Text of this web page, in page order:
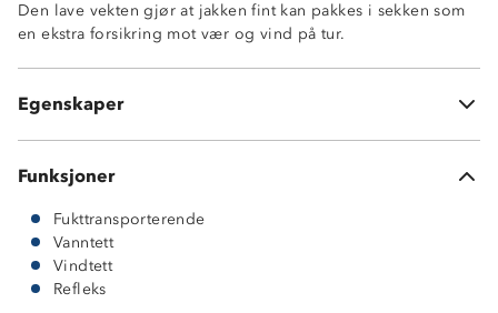
Den lave vekten gjør at jakken fint kan pakkes i sekken som
en ekstra forsikring mot vær og vind på tur.
Egenskaper
To glidelåslommer
Materiale i vevd polyester med belagt bakside
impregnering)
Funksjoner
Fukttransporterende
Vanntett
Vindtett
Refleks